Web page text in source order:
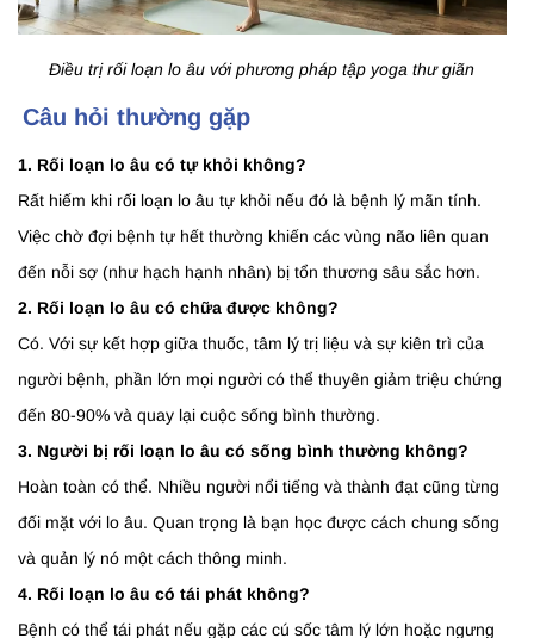
Điều trị rối loạn lo âu với phương pháp tập yoga thư giãn
Câu hỏi thường gặp
1. Rối loạn lo âu có tự khỏi không?
Rất hiếm khi rối loạn lo âu tự khỏi nếu đó là bệnh lý mãn tính.
Việc chờ đợi bệnh tự hết thường khiến các vùng não liên quan
đến nỗi sợ (như hạch hạnh nhân) bị tổn thương sâu sắc hơn.
2. Rối loạn lo âu có chữa được không?
Có. Với sự kết hợp giữa thuốc, tâm lý trị liệu và sự kiên trì của
người bệnh, phần lớn mọi người có thể thuyên giảm triệu chứng
đến 80-90% và quay lại cuộc sống bình thường.
3. Người bị rối loạn lo âu có sống bình thường không?
Hoàn toàn có thể. Nhiều người nổi tiếng và thành đạt cũng từng
đối mặt với lo âu. Quan trọng là bạn học được cách chung sống
và quản lý nó một cách thông minh.
4. Rối loạn lo âu có tái phát không?
Bệnh có thể tái phát nếu gặp các cú sốc tâm lý lớn hoặc ngưng